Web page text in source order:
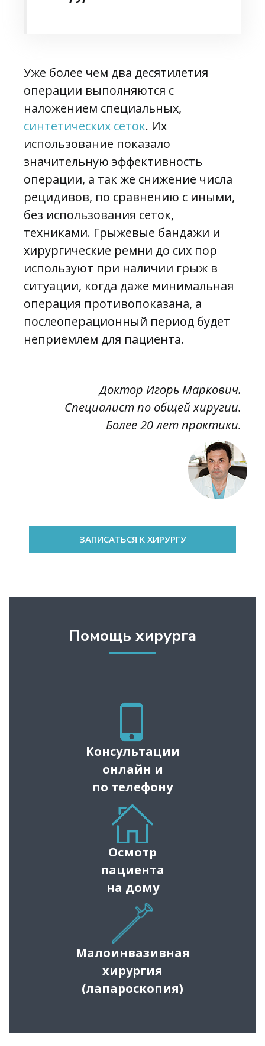
Уже более чем два десятилетия
операции выполняются с
наложением специальных,
синтетических сеток. Их
использование показало
значительную эффективность
операции, а так же снижение числа
рецидивов, по сравнению с иными,
без использования сеток,
техниками. Грыжевые бандажи и
хирургические ремни до сих пор
используют при наличии грыж в
ситуации, когда даже минимальная
операция противопоказана, а
послеоперационный период будет
неприемлем для пациента.
Доктор Игорь Маркович.
Специалист по общей хиругии.
Более 20 лет практики.
ЗАПИСАТЬСЯ К ХИРУРГУ
Помощь хирурга
Консультации
онлайн и
по телефону
Осмотр
пациента
на дому
Малоинвазивная
хирургия
(лапароскопия)